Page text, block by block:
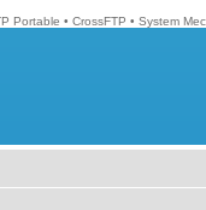
Portable • CrossFTP • System